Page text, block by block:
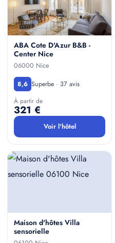
ABA Cote D'Azur B&B -
Center Nice
06000 Nice
8,6 Superbe · 37 avis
À partir de
321 €
Voir l'hôtel
Maison d'hôtes Villa
sensorielle